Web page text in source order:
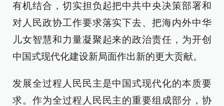
有机结合，切实担负起把中共中央决策部署和
对人民政协工作要求落实下去、把海内外中华
儿女智慧和力量凝聚起来的政治责任，为开创
中国式现代化建设新局面作出新的更大贡献。
发展全过程人民民主是中国式现代化的本质要
求。作为全过程人民民主的重要组成部分，协